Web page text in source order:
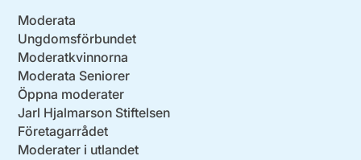
Moderata
Ungdomsförbundet
Moderatkvinnorna
Moderata Seniorer
Öppna moderater
Jarl Hjalmarson Stiftelsen
Företagarrådet
Moderater i utlandet